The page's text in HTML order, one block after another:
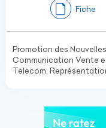
Fiche
Promotion des
Communication Vente
Telecom,